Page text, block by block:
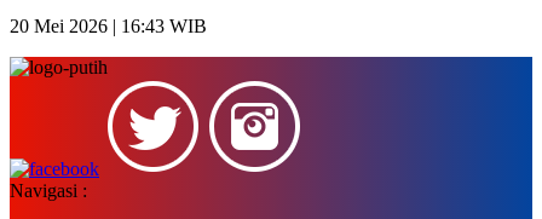
20 Mei 2026 | 16:43 WIB
Navigasi :